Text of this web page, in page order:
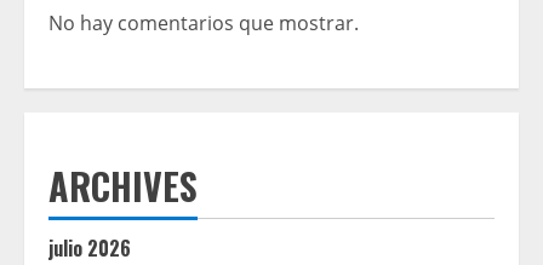
No hay comentarios que mostrar.
ARCHIVES
julio 2026